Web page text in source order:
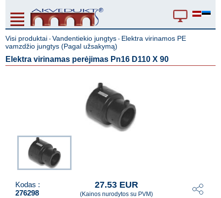
Visi produktai -Vandentiekio jungtys - Elektra virinamos PE
vamzdžio jungtys (Pagal užsakymą)
Elektra virinamas perėjimas Pn16 D110 X 90
Kodas :
276298
27.53 EUR
(Kainos nurodytos su PVM)